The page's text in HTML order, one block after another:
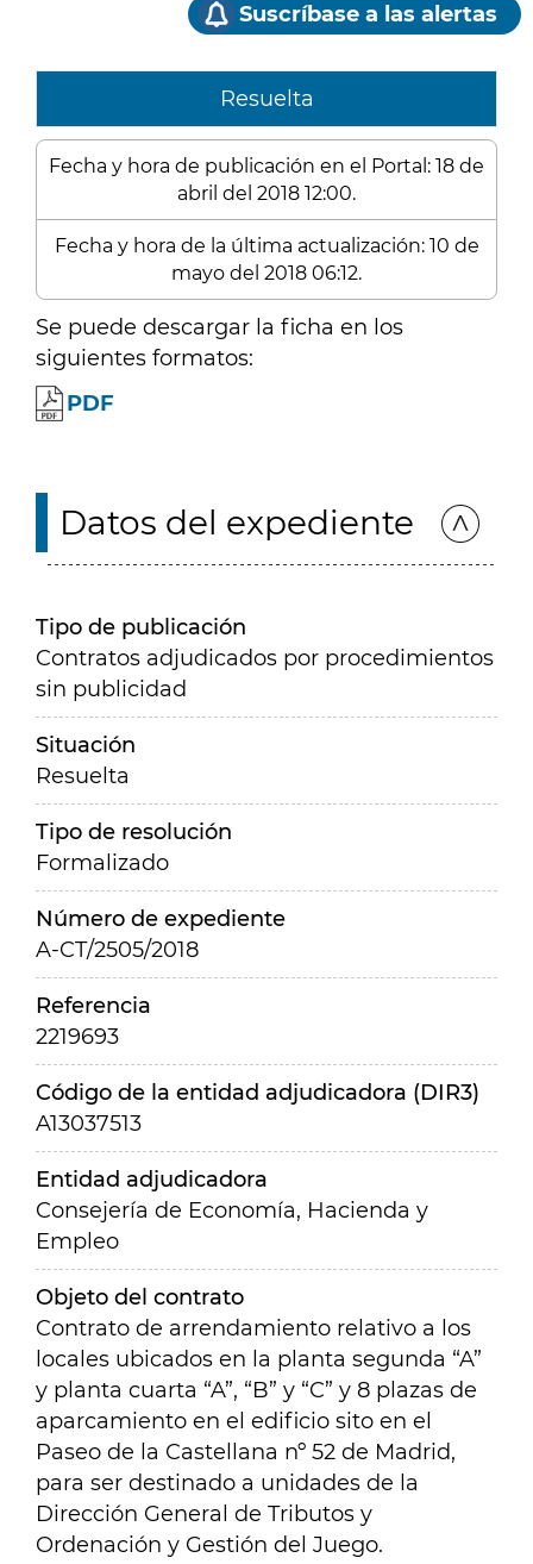
Suscríbase a las alertas
Resuelta
Fecha y hora de publicación en el Portal: 18 de
abril del 2018 12:00.
Fecha y hora de la última actualización: 10 de
mayo del 2018 06:12.
Se puede descargar la ficha en los
siguientes formatos:
PDF
Datos del expediente
Tipo de publicación
Contratos adjudicados por procedimientos
sin publicidad
Situación
Resuelta
Tipo de resolución
Formalizado
Número de expediente
A-CT/2505/2018
Referencia
2219693
Código de la entidad adjudicadora (DIR3)
A13037513
Entidad adjudicadora
Consejería de Economía, Hacienda y
Empleo
Objeto del contrato
Contrato de arrendamiento relativo a los
locales ubicados en la planta segunda “A”
y planta cuarta “A”, “B” y “C” y 8 plazas de
aparcamiento en el edificio sito en el
Paseo de la Castellana nº 52 de Madrid,
para ser destinado a unidades de la
Dirección General de Tributos y
Ordenación y Gestión del Juego.